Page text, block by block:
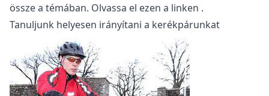
össze a témában. Olvassa el ezen a linken .
Tanuljunk helyesen irányítani a kerékpárunkat